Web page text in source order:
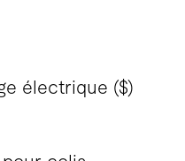
électrique ($)